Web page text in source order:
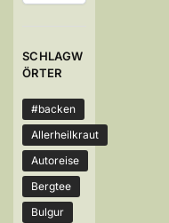
SCHLAGW
ÖRTER
#backen
Allerheilkraut
Autoreise
Bergtee
Bulgur